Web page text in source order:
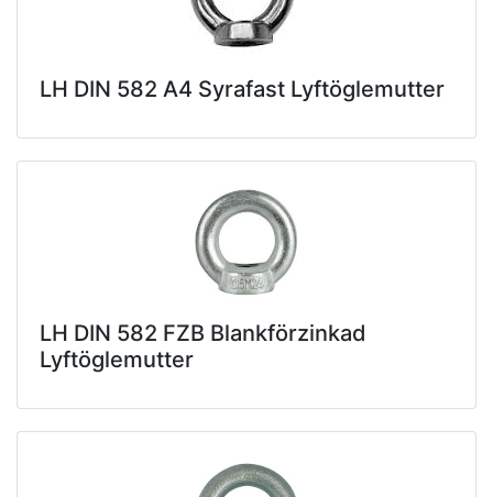
LH DIN 582 A4 Syrafast Lyftöglemutter
LH DIN 582 FZB Blankförzinkad
Lyftöglemutter